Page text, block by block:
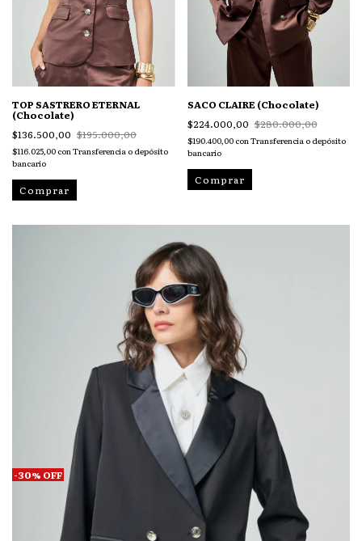
TOP SASTRERO ETERNAL
(Chocolate)
$136.500,00 $195.000,00
$116.025,00 conTransferencia o depósito
bancario
Comprar
SACO CLAIRE (Chocolate)
$224.000,00 $280.000,00
$190.400,00 conTransferencia o depósito
bancario
Comprar
-30% OFF